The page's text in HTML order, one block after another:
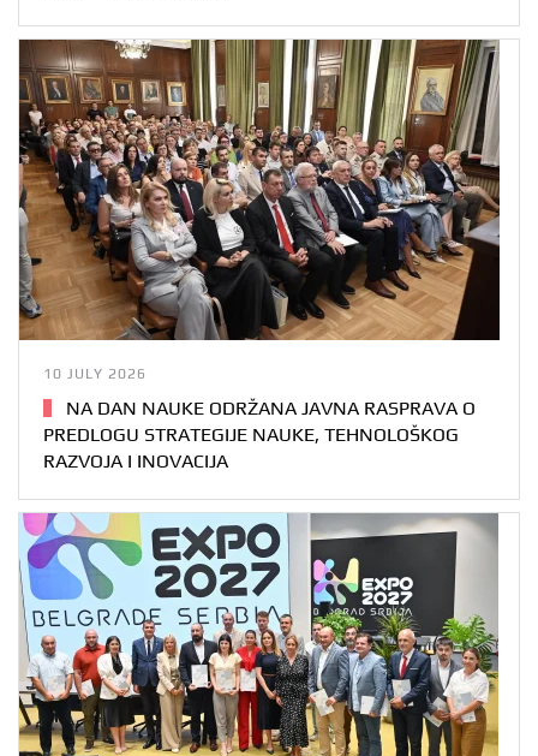
10 JULY 2026
NA DAN NAUKE ODRŽANA JAVNA RASPRAVA O
PREDLOGU STRATEGIJE NAUKE, TEHNOLOŠKOG
RAZVOJA I INOVACIJA